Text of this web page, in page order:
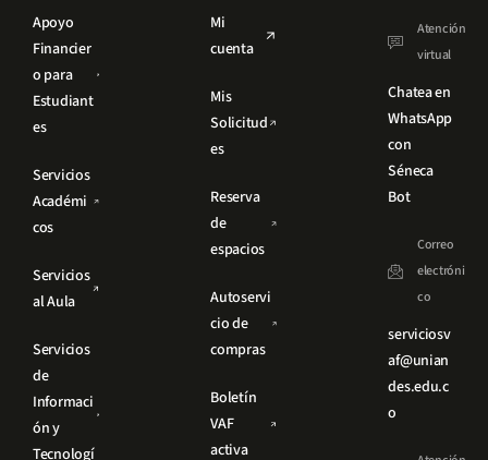
Apoyo
Financier
o para
Estudiant
es
Servicios
Académi
cos
Servicios
al Aula​
Servicios
de
Informaci
ón y
Tecnologí
Mi
cuenta
Mis
Solicitud
es
Reserva
de
espacios
Autoservi
cio de
compras
Boletín
VAF
activa
Atención
virtual
Chatea en
WhatsApp
con
Séneca
Bot
Correo
electróni
co
serviciosv
af@unian
des.edu.c
o